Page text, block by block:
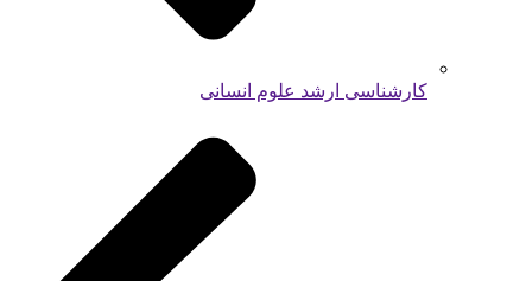
کارشناسی ارشد علوم انسانی